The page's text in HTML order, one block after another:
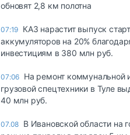
обновят 2,8 км полотна
07:19 КАЗ нарастит выпуск
аккумуляторов на 20%
инвестициям в 380 млн руб.
07:06 На ремонт коммунальной
грузовой спецтехники в Туле
40 млн руб.
07.08 В Ивановской области на